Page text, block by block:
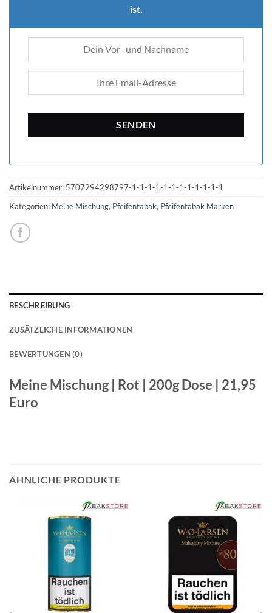
ist.
Artikelnummer: 5707294298797-1-1-1-1-1-1-1-1-1-1-1-1
Kategorien: Meine Mischung, Pfeifentabak, Pfeifentabak Marken
BESCHREIBUNG
ZUSÄTZLICHE INFORMATIONEN
BEWERTUNGEN (0)
Meine Mischung | Rot | 200g Dose | 21,95
Euro
ÄHNLICHE PRODUKTE